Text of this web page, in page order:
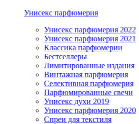
Унисекс парфюмерия
Унисекс парфюмерия 2022
Унисекс парфюмерия 2021
Классика парфюмерии
Бестселлеры
Лимитированные издания
Винтажная парфюмерия
Селективная парфюмерия
Парфюмированные свечи
Унисекс духи 2019
Унисекс парфюмерия 2020
Спреи для текстиля